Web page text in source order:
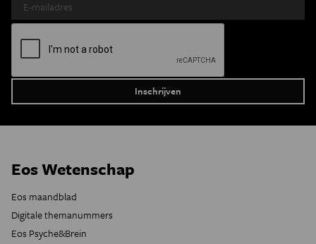
Eos Wetenschap
Eos maandblad
Digitale themanummers
Eos Psyche&Brein